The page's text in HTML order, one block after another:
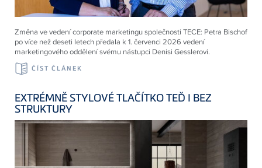
Změna ve vedení corporate marketingu společnosti TECE: Petra Bischof
po více než deseti letech předala k 1. červenci 2026 vedení
marketingového oddělení svému nástupci Denisi Gesslerovi.
ČÍST ČLÁNEK
EXTRÉMNĚ STYLOVÉ TLAČÍTKO TEĎ I BEZ
STRUKTURY